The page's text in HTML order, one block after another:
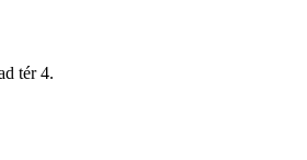
tér 4.